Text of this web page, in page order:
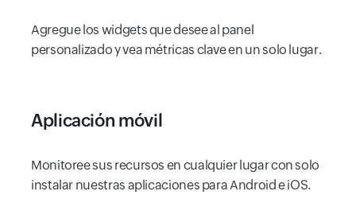
Agregue los widgets que desee al panel
personalizado y vea métricas clave en un solo lugar.
Aplicación móvil
Monitoree sus recursos en cualquier lugar con solo
instalar nuestras aplicaciones para Android e iOS.